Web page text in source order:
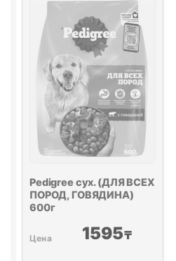
ДОМАШНЕМУ)
600г
Pedigree сух. (ДЛЯ ВСЕХ
ПОРОД, ГОВЯДИНА)
600г
1595₸